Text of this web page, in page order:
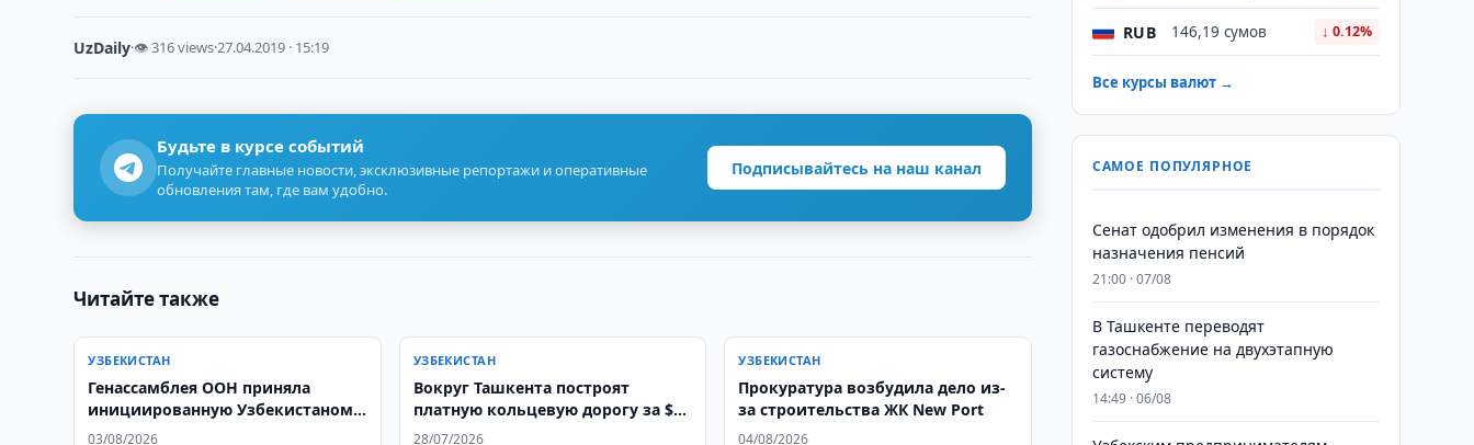
UzDaily·👁 316 views·27.04.2019 · 15:19
Будьте в курсе событий
Получайте главные новости, эксклюзивные репортажи и оперативные
обновления там, где вам удобно.
Подписывайтесь на наш канал
Читайте также
УЗБЕКИСТАН
Генассамблея ООН приняла
инициированную Узбекистаном
резолюцию о роли парламентов
03/08/2026
УЗБЕКИСТАН
Вокруг Ташкента построят
платную кольцевую дорогу за $1
млрд
28/07/2026
УЗБЕКИСТАН
Прокуратура возбудила дело из-
за строительства ЖК New Port
04/08/2026
RUB 146,19 сумов ↓ 0.12%
Все курсы валют →
САМОЕ ПОПУЛЯРНОЕ
Сенат одобрил изменения в порядок
назначения пенсий
21:00 · 07/08
В Ташкенте переводят
газоснабжение на двухэтапную
систему
14:49 · 06/08